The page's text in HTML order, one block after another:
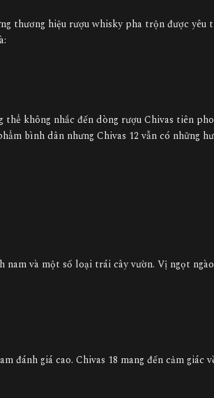
thương hiệu rượu whisky pha trộn được yêu
không nhắc đến dòng rượu Chivas tiên
bình dân nhưng Chivas 12 vẫn có những
và một số loại trái cây vườn. Vị ngọt
đánh giá cao. Chivas 18 mang đến cảm giác